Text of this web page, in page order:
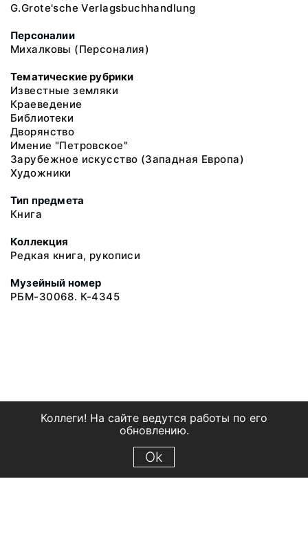
G.Grote'sche Verlagsbuchhandlung
Персоналии
Михалковы (Персоналия)
Тематические рубрики
Известные земляки
Краеведение
Библиотеки
Дворянство
Имение "Петровское"
Зарубежное искусство (Западная Европа)
Художники
Тип предмета
Книга
Коллекция
Редкая книга, рукописи
Музейный номер
РБМ-30068. К-4345
Коллеги! На сайте ведутся работы по его
обновлению.
Ok